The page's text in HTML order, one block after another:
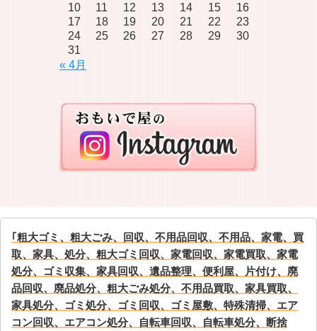
10
11 12 13 14 15
16
17
18 19 20 21 22
23
24
25 26 27 28 29
30
31
« 4月
｢粗大ゴミ、粗大ごみ、回収、不用品回収、不用品、家電、買
取、家具、処分、粗大ゴミ回収、家電回収、家電買取、家電
処分、ゴミ収集、家具回収、遺品整理、便利屋、片付け、廃
品回収、廃品処分、粗大ごみ処分、不用品買取、家具買取、
家具処分、ゴミ処分、ゴミ回収、ゴミ屋敷、特殊清掃、エア
コン回収、エアコン処分、自転車回収、自転車処分、断捨